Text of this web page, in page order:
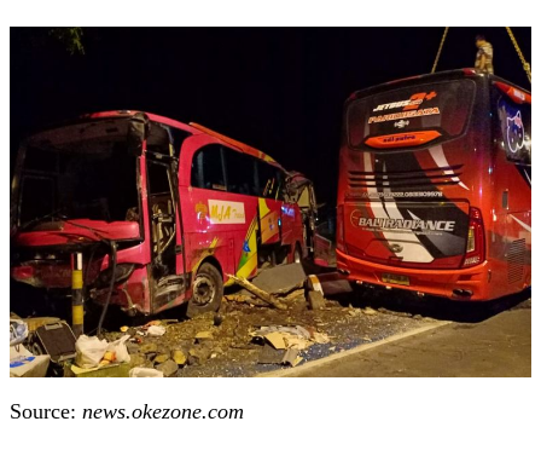
Source: news.okezone.com